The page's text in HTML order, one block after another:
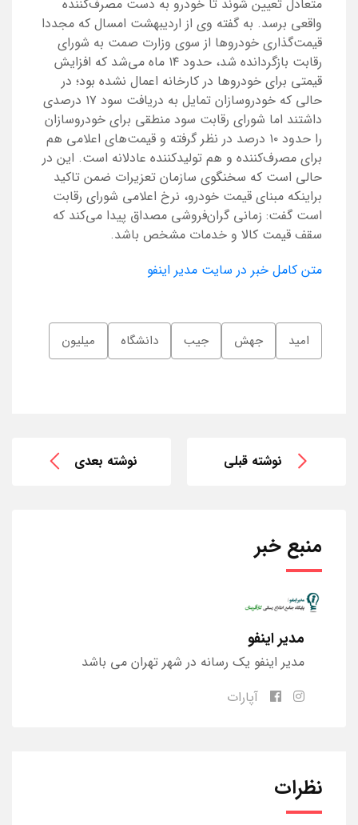
متعادل تعیین شوند تا خودرو به دست مصرف‌کننده
واقعی برسد. به گفته وی از اردیبهشت امسال که مجددا
قیمت‌گذاری خودروها از سوی وزارت صمت به شورای
رقابت بازگردانده شد، حدود ۱۴ ماه می‌شد که افزایش
قیمتی برای خودروها در کارخانه اعمال نشده بود؛ در
حالی که خودروسازان تمایل به دریافت سود ۱۷ درصدی
داشتند اما شورای رقابت سود منطقی برای خودروسازان
را حدود ۱۰ درصد در نظر گرفته و قیمت‌های اعلامی هم
برای مصرف‌کننده و هم تولیدکننده عادلانه است. این در
حالی است که سخنگوی سازمان تعزیرات ضمن تاکید
براینکه مبنای قیمت خودرو، نرخ اعلامی شورای رقابت
است گفت: زمانی گران‌فروشی مصداق پیدا می‌کند که
سقف قیمت کالا و خدمات مشخص باشد.
متن کامل خبر در سایت مدیر اینفو
امید جهش جیب دانشگاه میلیون
نوشته قبلی نوشته بعدی
منبع خبر
مدیر اینفو
مدیر اینفو یک رسانه در شهر تهران می باشد
آپارات
نظرات